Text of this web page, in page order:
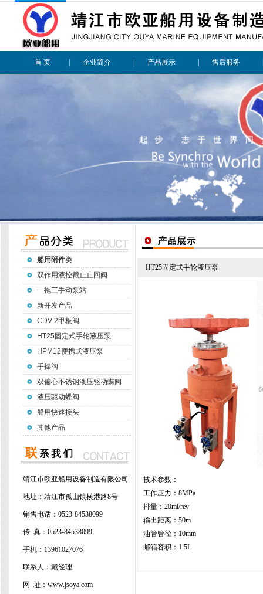
首 页 企业简介 产品展示 售后服务
船用附件类
双作用液控截止止回阀
一拖三手动泵站
新开发产品
CDV-2甲板阀
HT25固定式手轮液压泵
HPM12便携式液压泵
手操阀
双偏心不锈钢液压驱动蝶阀
液压驱动蝶阀
船用快速接头
其他产品
靖江市欧亚船用设备制造有限公司
地址： 靖江市孤山镇横港路8号
销售电话： 0523-84538099
传 真： 0523-84538099
手机：13961027076
联系人：戴经理
网 址：www.jsoya.com
HT25固定式手轮液压泵
技术参数：
工作压力：8MPa
排量：20ml/rev
输出距离：50m
油管管径：10mm
邮箱容积：1.5L